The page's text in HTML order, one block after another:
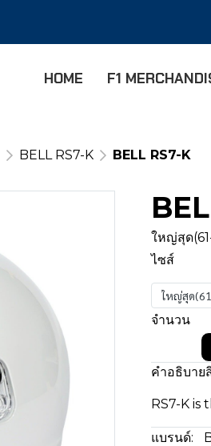
HOME F1
BELL RS7-K BELL RS7-K
ใหญ่สุด
ไซส์
ใหญ่สุด
จำนวน
คำอธิบาย
RS7-K is
แบรนด์: